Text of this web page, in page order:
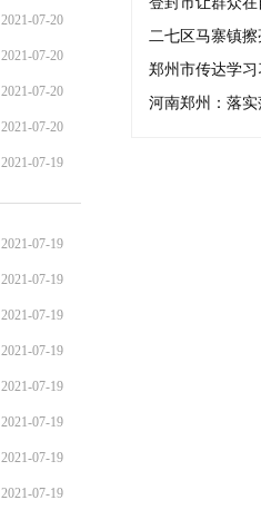
2021-07-20
2021-07-20
2021-07-20
2021-07-20
2021-07-19
2021-07-19
2021-07-19
2021-07-19
2021-07-19
2021-07-19
2021-07-19
2021-07-19
2021-07-19
二七区马寨镇擦
郑州市传达学
河南郑州：落